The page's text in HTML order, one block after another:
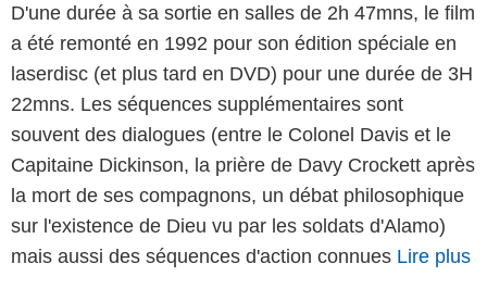
D'une durée à sa sortie en salles de 2h 47mns, le film
a été remonté en 1992 pour son édition spéciale en
laserdisc (et plus tard en DVD) pour une durée de 3H
22mns. Les séquences supplémentaires sont
souvent des dialogues (entre le Colonel Davis et le
Capitaine Dickinson, la prière de Davy Crockett après
la mort de ses compagnons, un débat philosophique
sur l'existence de Dieu vu par les soldats d'Alamo)
mais aussi des séquences d'action connues Lire plus